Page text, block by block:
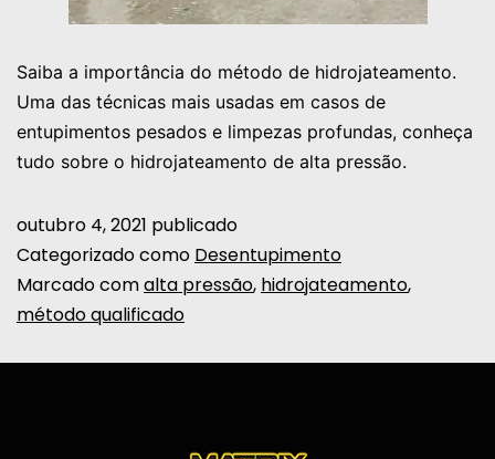
Saiba a importância do método de hidrojateamento.
Uma das técnicas mais usadas em casos de
entupimentos pesados e limpezas profundas, conheça
tudo sobre o hidrojateamento de alta pressão.
outubro 4, 2021 publicado
Categorizado como Desentupimento
Marcado comalta pressão, hidrojateamento,
método qualificado